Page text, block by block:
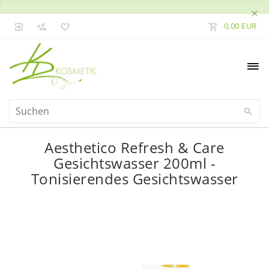
×
0,00 EUR
Aesthetico Refresh & Care
Gesichtswasser 200ml -
Tonisierendes Gesichtswasser